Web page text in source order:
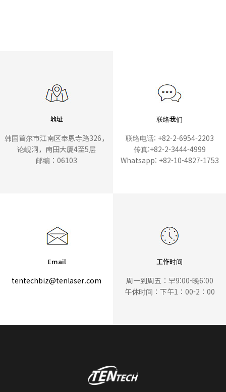
地址
韩国首尔市江南区奉恩寺路326，
论岘洞，南田大厦4至5层
邮编：06103
联络我们
联络电话: +82-2-6954-2203
传真:+82-2-3444-4999
Whatsapp: +82-10-4827-1753
Email
tentechbiz@tenlaser.com
工作时间
周一到周五：早9:00-晚6:00
午休时间：下午1：00-2：00